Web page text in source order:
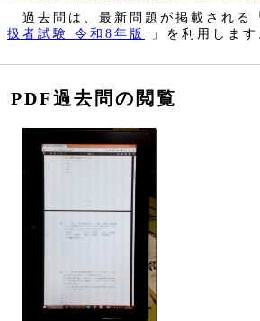
過去問は、最新問題が掲載される
扱者試験 令和8年版
」を利用します
PDF過去問の閲覧